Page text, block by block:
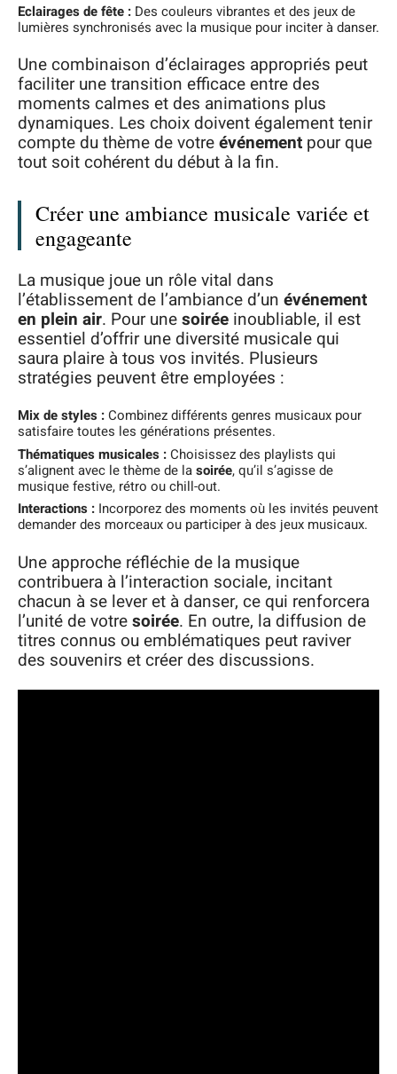
Eclairages de fête : Des couleurs vibrantes et des jeux de
lumières synchronisés avec la musique pour inciter à danser.
Une combinaison d’éclairages appropriés peut
faciliter une transition efficace entre des
moments calmes et des animations plus
dynamiques. Les choix doivent également tenir
compte du thème de votreévénement pour que
tout soit cohérent du début à la fin.
Créer une ambiance musicale variée et
engageante
La musique joue un rôle vital dans
l’établissement de l’ambiance d’un événement
en plein air. Pour unesoirée inoubliable, il est
essentiel d’offrir une diversité musicale qui
saura plaire à tous vos invités. Plusieurs
stratégies peuvent être employées :
Mix de styles :Combinez différents genres musicaux pour
satisfaire toutes les générations présentes.
Thématiques musicales :Choisissez des playlists qui
s’alignent avec le thème de lasoirée, qu’il s’agisse de
musique festive, rétro ou chill-out.
Interactions : Incorporez des moments où les invités peuvent
demander des morceaux ou participer à des jeux musicaux.
Une approche réfléchie de la musique
contribuera à l’interaction sociale, incitant
chacun à se lever et à danser, ce qui renforcera
l’unité de votresoirée. En outre, la diffusion de
titres connus ou emblématiques peut raviver
des souvenirs et créer des discussions.